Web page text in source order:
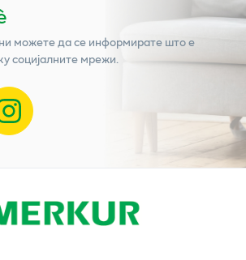
можете да се информирате што е
социјалните мрежи.